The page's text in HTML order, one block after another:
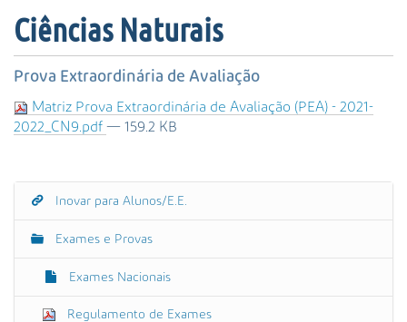
r
u
s
A
v
Ciências Naturais
Prova Extraordinária de Avaliação
Matriz Prova Extraordinária de Avaliação (PEA) - 2021-
2022_CN9.pdf — 159.2 KB
N
Inovar para Alunos/E.E.
Exames e Provas
Exames Nacionais
Regulamento de Exames